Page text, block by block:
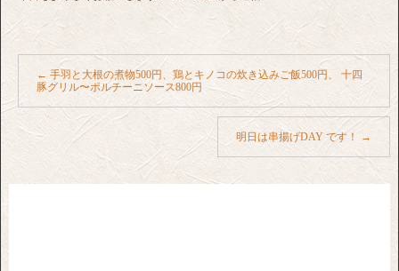
← 手羽と大根の煮物500円、鶏とキノコの炊き込みご飯500円、 十四
豚グリル〜ポルチーニソース800円
明日は串揚げDAY です！ →